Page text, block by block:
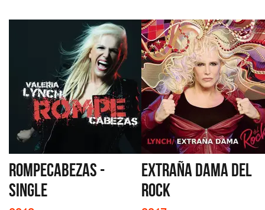
ROMPECABEZAS -
SINGLE
EXTRAÑA DAMA DEL
ROCK